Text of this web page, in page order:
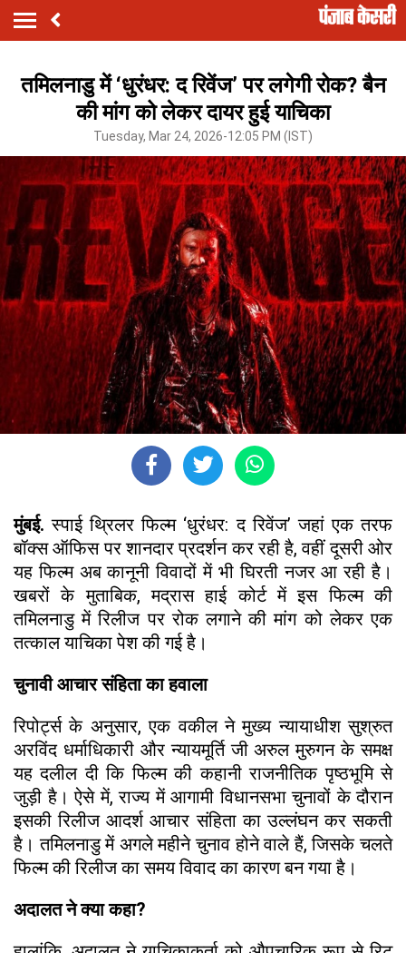
तमिलनाडु में ‘धुरंधर: द रिवेंज’ पर लगेगी रोक? बैन
की मांग को लेकर दायर हुई याचिका
Tuesday, Mar 24, 2026-12:05 PM (IST)
मुंबई.स्पाई थ्रिलर फिल्म ‘धुरंधर: द रिवेंज’ जहां एक तरफ
बॉक्स ऑफिस पर शानदार प्रदर्शन कर रही है, वहीं दूसरी ओर
यह फिल्म अब कानूनी विवादों में भी घिरती नजर आ रही है।
खबरों के मुताबिक, मद्रास हाई कोर्ट में इस फिल्म की
तमिलनाडु में रिलीज पर रोक लगाने की मांग को लेकर एक
तत्काल याचिका पेश की गई है।
चुनावी आचार संहिता का हवाला
रिपोर्ट्स के अनुसार, एक वकील ने मुख्य न्यायाधीश सुश्रुत
अरविंद धर्माधिकारी और न्यायमूर्ति जी अरुल मुरुगन के समक्ष
यह दलील दी कि फिल्म की कहानी राजनीतिक पृष्ठभूमि से
जुड़ी है। ऐसे में, राज्य में आगामी विधानसभा चुनावों के दौरान
इसकी रिलीज आदर्श आचार संहिता का उल्लंघन कर सकती
है। तमिलनाडु में अगले महीने चुनाव होने वाले हैं, जिसके चलते
फिल्म की रिलीज का समय विवाद का कारण बन गया है।
अदालत ने क्या कहा?